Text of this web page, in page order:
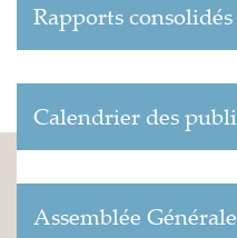
Rapports consolidés
Calendrier des
Assemblée Générale